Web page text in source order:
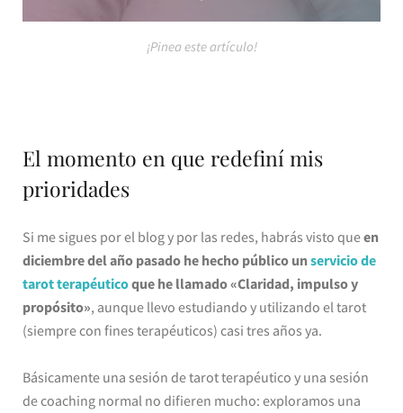
¡Pinea este artículo!
El momento en que redefiní mis
prioridades
Si me sigues por el blog y por las redes, habrás visto queen
diciembre del año pasado he hecho público unservicio de
tarot terapéuticoque he llamado «Claridad, impulso y
propósito», aunque llevo estudiando y utilizando el tarot
(siempre con fines terapéuticos) casi tres años ya.
Básicamente una sesión de tarot terapéutico y una sesión
de coaching normal no difieren mucho: exploramos una